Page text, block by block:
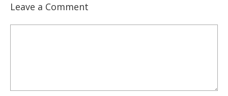
Leave a Comment